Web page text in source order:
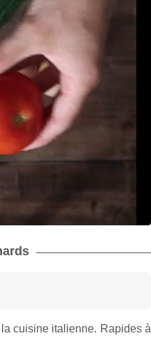
cuisine italienne. Rapides à